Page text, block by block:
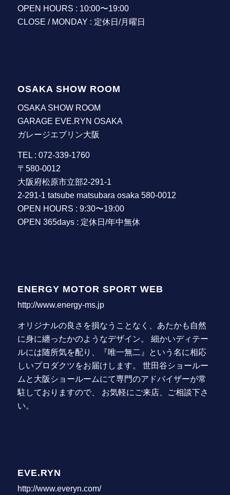
OPEN HOURS : 10:00〜19:00
CLOSE / MONDAY : 定休日/月曜日
OSAKA SHOW ROOM
OSAKA SHOW ROOM
GARAGE EVE.RYN OSAKA
ガレージエブリン大阪
TEL : 072-339-1760
〒580-0012
大阪府松原市立部2-291-1
2-291-1 tatsube matsubara osaka 580-0012
OPEN HOURS : 9:30〜19:00
OPEN 365days : 定休日/年中無休
ENERGY MOTOR SPORT WEB
http://www.energy-ms.jp
オリジナルの良さを損なうことなく、あたかも自然
に身に纏ったかのようなデザイン。 細かいディテー
ルには随所気を配り、『唯一無二』という名に相応
しいプロダクツをお届けします。 世田谷ショールー
ムと大阪ショールームにて専門のアドバイザーが常
駐しておりますので、 お気軽にご来店、ご相談下さ
い。
EVE.RYN
http://www.everyn.com/